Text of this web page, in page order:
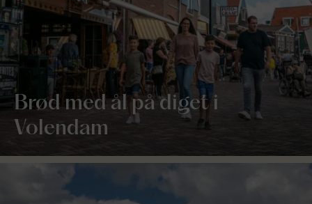
Brød med ål på diget i
Volendam